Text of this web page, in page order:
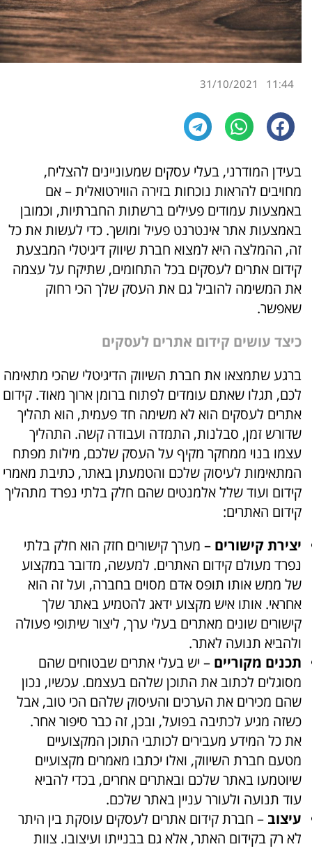
11:44
31/10/2021
בעידן המודרני, בעלי עסקים שמעוניינים להצליח,
מחויבים להראות נוכחות בזירה הווירטואלית – אם
באמצעות עמודים פעילים ברשתות החברתיות, וכמובן
באמצעות אתר אינטרנט פעיל ומושך. כדי לעשות את כל
זה, ההמלצה היא למצוא חברת שיווק דיגיטלי המבצעת
קידום אתרים לעסקים בכל התחומים, שתיקח על עצמה
את המשימה להוביל גם את העסק שלך הכי רחוק
שאפשר.
כיצד עושים קידום אתרים לעסקים
ברגע שתמצאו את חברת השיווק הדיגיטלי שהכי מתאימה
לכם, תגלו שאתם עומדים לפתוח ברומן ארוך מאוד. קידום
אתרים לעסקים הוא לא משימה חד פעמית, הוא תהליך
שדורש זמן, סבלנות, התמדה ועבודה קשה. התהליך
עצמו בנוי ממחקר מקיף על העסק שלכם, מילות מפתח
המתאימות לעיסוק שלכם והטמעתן באתר, כתיבת מאמרי
קידום ועוד שלל אלמנטים שהם חלק בלתי נפרד מתהליך
קידום האתרים:
יצירת קישורים – מערך קישורים חזק הוא חלק בלתי
נפרד מעולם קידום האתרים. למעשה, מדובר במקצוע
של ממש אותו תופס אדם מסוים בחברה, ועל זה הוא
אחראי. אותו איש מקצוע ידאג להטמיע באתר שלך
קישורים שונים מאתרים בעלי ערך, ליצור שיתופי פעולה
ולהביא תנועה לאתר.
תכנים מקוריים – יש בעלי אתרים שבטוחים שהם
מסוגלים לכתוב את התוכן שלהם בעצמם. עכשיו, נכון
שהם מכירים את הערכים והעיסוק שלהם הכי טוב, אבל
כשזה מגיע לכתיבה בפועל, ובכן, זה כבר סיפור אחר.
את כל המידע מעבירים לכותבי התוכן המקצועיים
מטעם חברת השיווק, ואלו יכתבו מאמרים מקצועיים
שיוטמעו באתר שלכם ובאתרים אחרים, בכדי להביא
עוד תנועה ולעורר עניין באתר שלכם.
עיצוב – חברת קידום אתרים לעסקים עוסקת בין היתר
לא רק בקידום האתר, אלא גם בבנייתו ועיצובו. צוות